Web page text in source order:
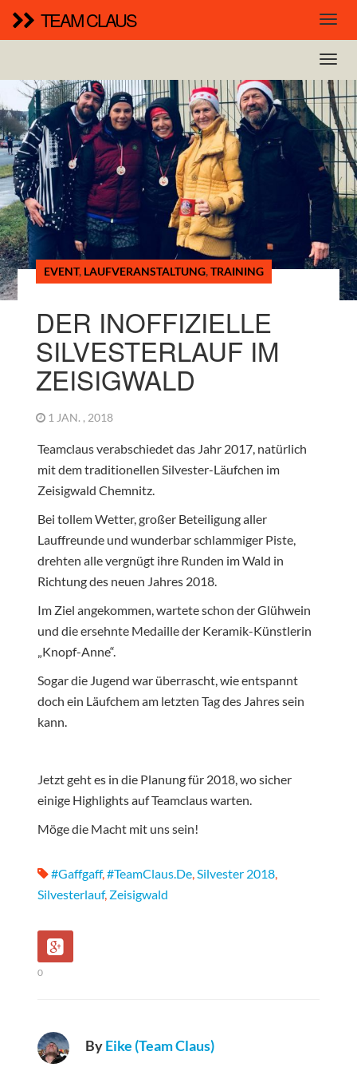
TEAM CLAUS
EVENT, LAUFVERANSTALTUNG,TRAINING
DER INOFFIZIELLE
SILVESTERLAUF IM
ZEISIGWALD
1 JAN. , 2018
Teamclaus verabschiedet das Jahr 2017, natürlich
mit dem traditionellen Silvester-Läufchen im
Zeisigwald Chemnitz.
Bei tollem Wetter, großer Beteiligung aller
Lauffreunde und wunderbar schlammiger Piste,
drehten alle vergnügt ihre Runden im Wald in
Richtung des neuen Jahres 2018.
Im Ziel angekommen, wartete schon der Glühwein
und die ersehnte Medaille der Keramik-Künstlerin
„Knopf-Anne“.
Sogar die Jugend war überrascht, wie entspannt
doch ein Läufchem am letzten Tag des Jahres sein
kann.
Jetzt geht es in die Planung für 2018, wo sicher
einige Highlights auf Teamclaus warten.
Möge die Macht mit uns sein!
#gaffgaff,#TeamClaus.de,Silvester 2018,
Silvesterlauf, Zeisigwald
0
ByEike (Team Claus)